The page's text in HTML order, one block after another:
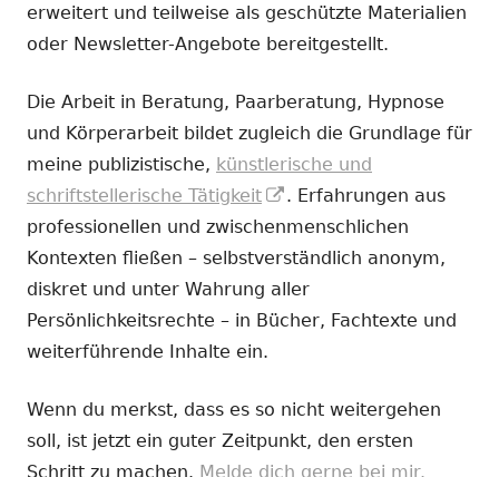
erweitert und teilweise als geschützte Materialien
oder Newsletter-Angebote bereitgestellt.
Die Arbeit in Beratung, Paarberatung, Hypnose
und Körperarbeit bildet zugleich die Grundlage für
meine publizistische, künstlerische und
schriftstellerische Tätigkeit
In
neuem
Fenster
öffnen
. Erfahrungen aus
professionellen und zwischenmenschlichen
Kontexten fließen – selbstverständlich anonym,
diskret und unter Wahrung aller
Persönlichkeitsrechte – in Bücher, Fachtexte und
weiterführende Inhalte ein.
Wenn du merkst, dass es so nicht weitergehen
soll, ist jetzt ein guter Zeitpunkt, den ersten
Schritt zu machen. Melde dich gerne bei mir.